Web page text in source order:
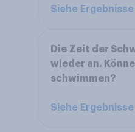
Siehe Ergebnisse
Die Zeit der
wieder an.
schwimmen?
Siehe Ergebnisse